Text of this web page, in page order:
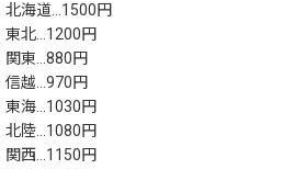
北海道…1500円
東北…1200円
関東…880円
信越…970円
東海…1030円
北陸…1080円
関西…1150円